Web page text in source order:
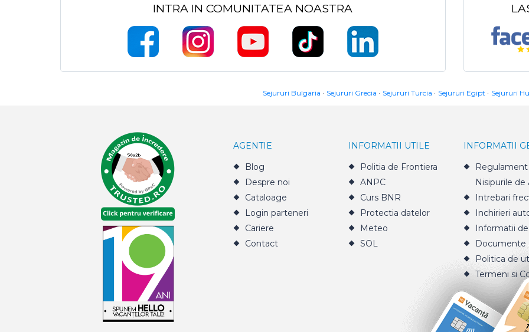
INTRA IN COMUNITATEA NOASTRA
Sejururi Bulgaria Sejururi Grecia Sejururi Turcia Sejururi Egipt Sejururi
AGENTIE
Blog
Despre noi
Cataloage
Login parteneri
Cariere
Contact
INFORMATII UTILE
Politia de Frontiera
ANPC
Curs BNR
Protectia datelor
Meteo
SOL
INFORMATII
Regulament
Nisipurile de
Intrebari
Inchirieri
Informatii
Documente
Politica de
Termeni si